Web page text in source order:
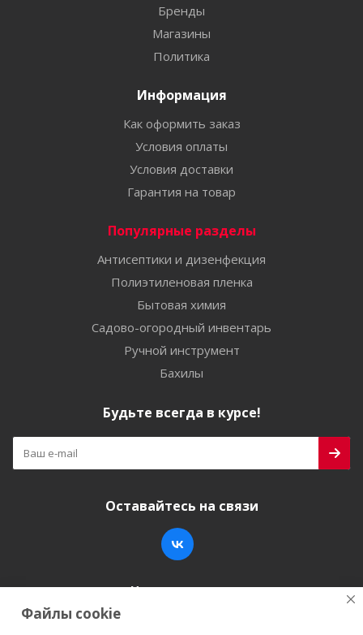
Бренды
Магазины
Политика
Информация
Как оформить заказ
Условия оплаты
Условия доставки
Гарантия на товар
Популярные разделы
Антисептики и дизенфекция
Полиэтиленовая пленка
Бытовая химия
Садово-огородный инвентарь
Ручной инструмент
Бахилы
Будьте всегда в курсе!
Оставайтесь на связи
Наши контакты
+7 (846) 200-05-15
Файлы cookie